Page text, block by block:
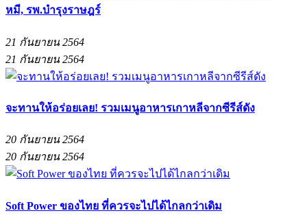
หมี, รพ.บํารุงราษฎร์
21 กันยายน 2564
21 กันยายน 2564
จะทานให้อร่อยเลย! รวมเมนูอาหารเกาหลีจากซีรีส์ดัง
20 กันยายน 2564
20 กันยายน 2564
Soft Power ของไทย ที่ควรจะไปได้ไกลกว่าเดิม